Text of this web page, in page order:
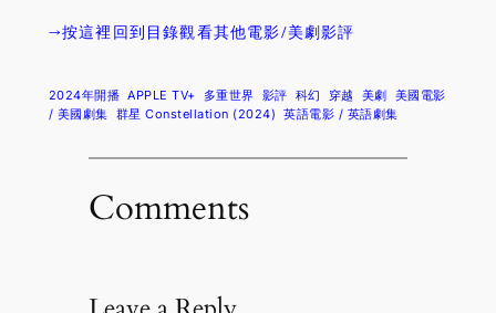
→按這裡回到目錄觀看其他電影/美劇影評
2024年開播 APPLE TV+ 多重世界 影評 科幻 穿越 美劇 美國電影
/ 美國劇集 群星 Constellation (2024) 英語電影 / 英語劇集
Comments